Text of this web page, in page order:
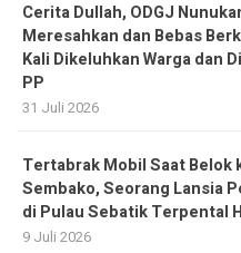
Cerita Dullah, ODGJ
Meresahkan dan Bebas
Kali Dikeluhkan Warga dan
PP
31 Juli 2026
Tertabrak Mobil Saat Belok
Sembako, Seorang Lansia
di Pulau Sebatik Terpental
9 Juli 2026